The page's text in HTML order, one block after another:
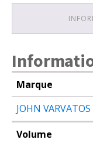
Marque
JOHN VARVATOS
Volume